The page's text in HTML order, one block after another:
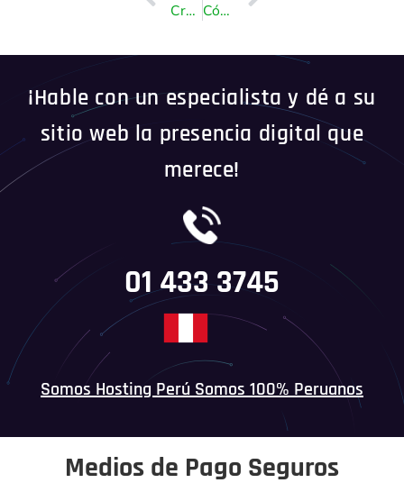
Creación y gestión de tickets de soporte en el área del cliente Cómo actualizar tus datos personales en el Área de Cliente
¡Hable con un especialista y dé a su
sitio web la presencia digital que
merece!
01 433 3745
Somos Hosting Perú Somos 100% Peruanos
Medios de Pago Seguros